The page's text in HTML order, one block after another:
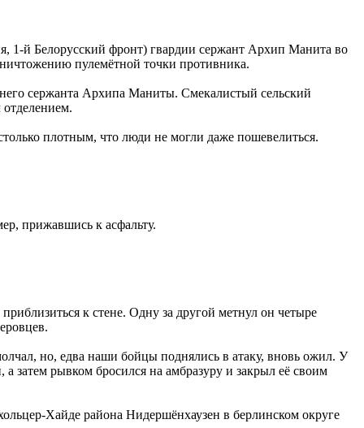
1-й Белорусский фронт) гвардии сержант Архип Манита во
пулемётной точки противника.
сержанта Архипа Маниты. Смекалистый сельский
плотным, что люди не могли даже пошевелиться.
прижавшись к асфальту.
к стене. Одну за другой метнул он четыре
но, едва наши бойцы поднялись в атаку, вновь ожил. У
затем рывком бросился на амбразуру и закрыл её своим
Хайде района Нидершёнхаузен в берлинском округе